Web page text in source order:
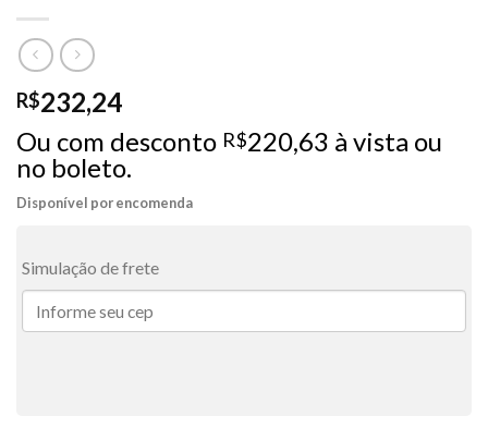
R$232,24
Ou com desconto R$220,63 à vista ou
no boleto.
Disponível por encomenda
Simulação de frete